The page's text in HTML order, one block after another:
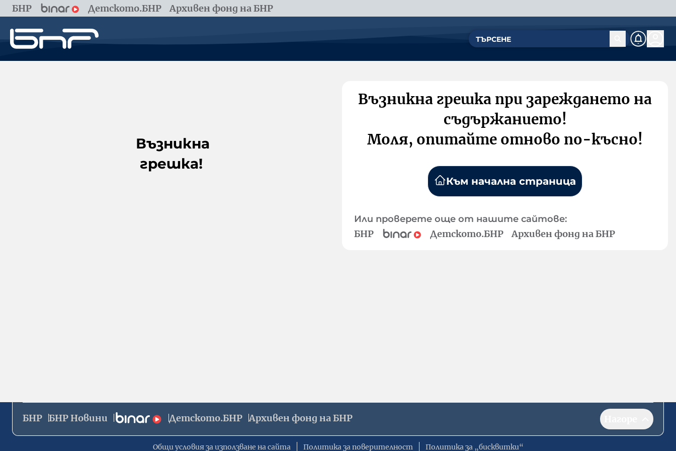
БНР Детското.БНР Архивен фонд на БНР
Възникна
грешка!
Възникна грешка при зареждането на
съдържанието!
Моля, опитайте отново по-късно!
Към начална страница
Или проверете още от нашите сайтове:
БНР Детското.БНР Архивен фонд на БНР
БНР БНР Новини Детското.БНР Архивен фонд на БНР
Общи условия за използване на сайта Политика за поверителност Политика за „бисквитки“